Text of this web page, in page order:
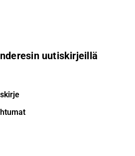
uutiskirjeillä